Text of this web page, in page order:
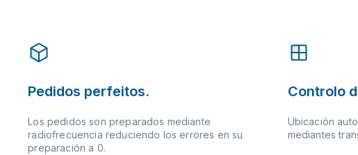
Pedidos perfeitos.
Los pedidos son preparados mediante
radiofrecuencia reduciendo los errores en su
preparación a 0.
Controlo
Ubicación
mediantes